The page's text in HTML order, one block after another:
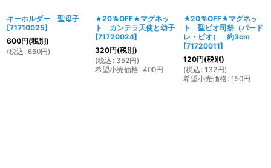
キーホルダー 聖母子
[71710025]
600円(税別)
(税込 : 660円)
★20％OFF★マグネッ
ト カンテラ天使と幼子
[71720024]
320円(税別)
(税込 : 352円)
希望小売価格: 400円
★20％OFF★マグネッ
ト 聖ピオ司祭（パード
レ・ピオ） 約3cm
[71720011]
120円(税別)
(税込 : 132円)
希望小売価格: 150円